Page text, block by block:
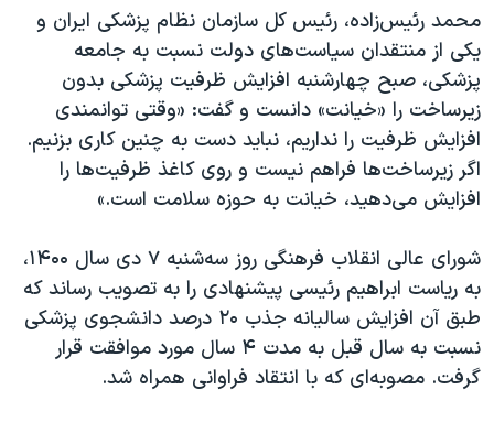
دادگاه حمید نوری
چهل سال گروگان‌گیری
قانون شفافیت دارائی کادر رهبری ایران
اعتراضات مردمی آبان ۹۸
اسرائیل در جنگ
همایش محافظه‌کاران آمریکا «سی‌پک»
صفحه‌های ویژه
سفر پرزیدنت ترامپ به چین
محمد رئیس‌زاده، رئیس کل سازمان نظام پزشکی ایران و
یکی از منتقدان سیاست‌های دولت نسبت به جامعه
پزشکی، صبح چهارشنبه افزایش ظرفیت پزشکی بدون
زیرساخت را «خیانت» دانست و گفت: «وقتی توانمندی
افزایش ظرفیت را نداریم، نباید دست به چنین کاری بزنیم.
اگر زیرساخت‌ها فراهم نیست و روی کاغذ ظرفیت‌ها را
افزایش می‌دهید، خیانت به حوزه سلامت است.»
شورای عالی انقلاب فرهنگی روز سه‌شنبه ۷ دی سال ۱۴۰۰،
به ریاست ابراهیم رئیسی پیشنهادی را به تصویب رساند که
طبق آن افزایش سالیانه جذب ۲۰ درصد دانشجوی پزشکی
نسبت به سال قبل به مدت ۴ سال مورد موافقت قرار
گرفت. مصوبه‌ای که با انتقاد فراوانی همراه شد.